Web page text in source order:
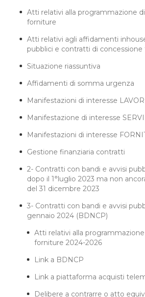
Atti relativi alla programmazione
forniture
Atti relativi agli affidamenti
pubblici e contratti di concessione
Situazione riassuntiva
Affidamenti di somma urgenza
Manifestazioni di interesse
Manifestazione di interesse
Manifestazioni di interesse
Gestione finanziaria contratti
2- Contratti con bandi e avvisi
dopo il 1°luglio 2023 ma non
del 31 dicembre 2023
3- Contratti con bandi e avvisi
gennaio 2024 (BDNCP)
Atti relativi alla programmazione
forniture 2024-2026
Link a BDNCP
Link a piattaforma acquisti
Delibere a contrarre o atto